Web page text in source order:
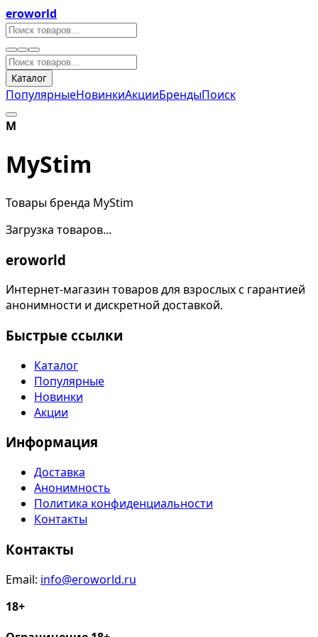
eroworld
Каталог
ПопулярныеНовинкиАкцииБрендыПоиск
M
MyStim
Товары бренда MyStim
Загрузка товаров...
eroworld
Интернет-магазин товаров для взрослых с гарантией
анонимности и дискретной доставкой.
Быстрые ссылки
Каталог
Популярные
Новинки
Акции
Информация
Доставка
Анонимность
Политика конфиденциальности
Контакты
Контакты
Email: info@eroworld.ru
18+